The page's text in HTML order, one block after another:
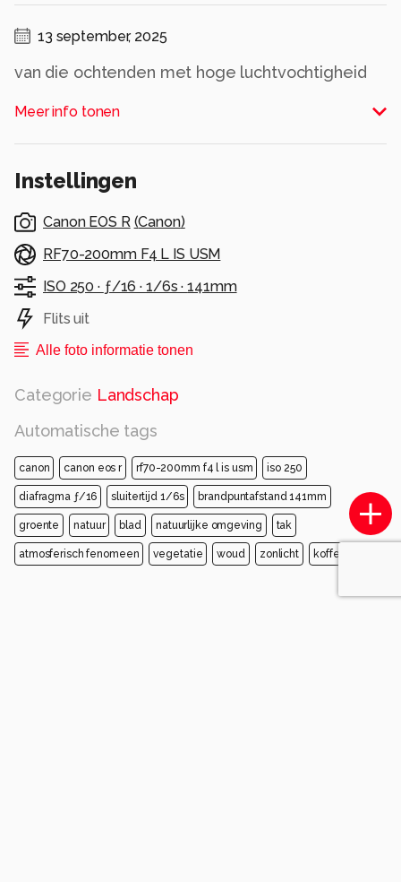
13 september, 2025
van die ochtenden met hoge luchtvochtigheid
Meer info tonen
Instellingen
Canon EOS R (Canon)
RF70-200mm F4 L IS USM
ISO 250 · ƒ/16 · 1/6s ·141mm
Flits uit
Alle foto informatie tonen
Categorie Landschap
Automatische tags
canon canon eos r rf70-200mm f4 l is usm iso 250
diafragma ƒ/16 sluitertijd 1/6s brandpuntafstand 141mm
groente natuur blad natuurlijke omgeving tak
atmosferisch fenomeen vegetatie woud zonlicht kofferbak